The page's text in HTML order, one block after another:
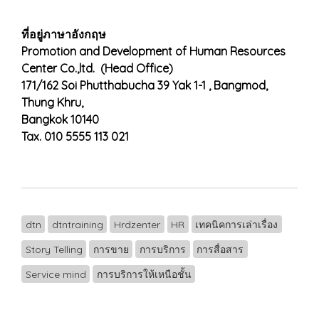
ที่อยู่ภาษาอังกฤษ
Promotion and Development of Human Resources
Center Co.,ltd. (Head Office)
171/162 Soi Phutthabucha 39 Yak 1-1 , Bangmod,
Thung Khru,
Bangkok 10140
Tax. 010 5555 113 021
dtn dtntraining Hrdzenter HR
เทคนิคการเล่าเรื่อง
Story Telling
การขาย การบริการ
การสื่อสาร
Service mind
การบริการให้เหนือชั้น